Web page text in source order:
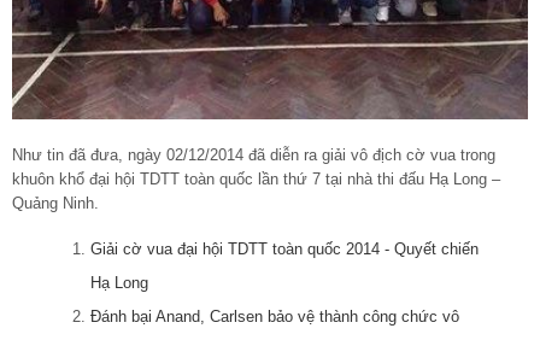
Như tin đã đưa, ngày 02/12/2014 đã diễn ra giải vô địch cờ vua trong
khuôn khổ đại hội TDTT toàn quốc lần thứ 7 tại nhà thi đấu Hạ Long –
Quảng Ninh.
Giải cờ vua đại hội TDTT toàn quốc 2014 - Quyết chiến
Hạ Long
Đánh bại Anand, Carlsen bảo vệ thành công chức vô